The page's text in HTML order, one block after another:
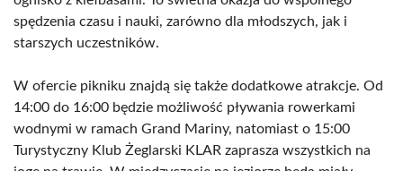
spędzenia czasu i nauki, zarówno dla młodszych, jak i
starszych uczestników.
W ofercie pikniku znajdą się także dodatkowe atrakcje. Od
14:00 do 16:00 będzie możliwość pływania rowerkami
wodnymi w ramach Grand Mariny, natomiast o 15:00
Turystyczny Klub Żeglarski KLAR zaprasza wszystkich na